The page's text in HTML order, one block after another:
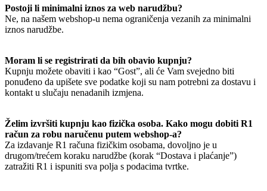
Postoji li minimalni iznos za web narudžbu?
Ne, na našem webshop-u nema ograničenja vezanih za minimalni
iznos narudžbe.
Moram li se registrirati da bih obavio kupnju?
Kupnju možete obaviti i kao “Gost”, ali će Vam svejedno biti
ponuđeno da upišete sve podatke koji su nam potrebni za dostavu i
kontakt u slučaju nenadanih izmjena.
Želim izvršiti kupnju kao fizička osoba. Kako mogu dobiti R1
račun za robu naručenu putem webshop-a?
Za izdavanje R1 računa fizičkim osobama, dovoljno je u
drugom/trećem koraku narudžbe (korak “Dostava i plaćanje”)
zatražiti R1 i ispuniti sva polja s podacima tvrtke.